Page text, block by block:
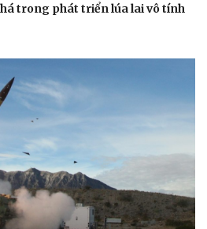
trong phát triển lúa lai vô tính